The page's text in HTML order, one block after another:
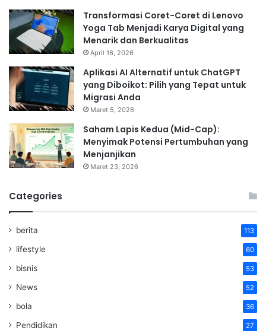
Transformasi Coret-Coret di Lenovo
Yoga Tab Menjadi Karya Digital yang
Menarik dan Berkualitas
April 16, 2026
Aplikasi AI Alternatif untuk ChatGPT
yang Diboikot: Pilih yang Tepat untuk
Migrasi Anda
Maret 5, 2026
Saham Lapis Kedua (Mid-Cap):
Menyimak Potensi Pertumbuhan yang
Menjanjikan
Maret 23, 2026
Categories
berita 113
lifestyle 60
bisnis 53
News 52
bola 36
Pendidikan 27